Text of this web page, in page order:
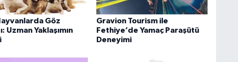
Göz
Uzman Yaklaşımın
Gravion Tourism ile
Fethiye’de Yamaç Paraşütü
Deneyimi